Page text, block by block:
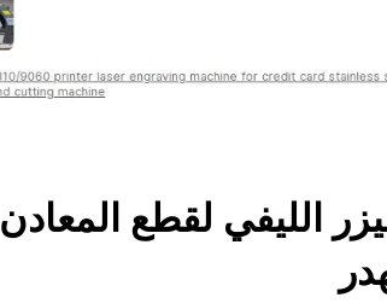
الليفي لقطع المعادن